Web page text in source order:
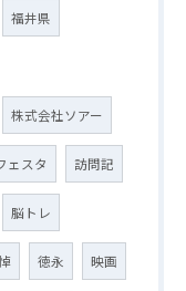
福井県
株式会社ソアー
ェスタ 訪問記
脳トレ
徳永 映画